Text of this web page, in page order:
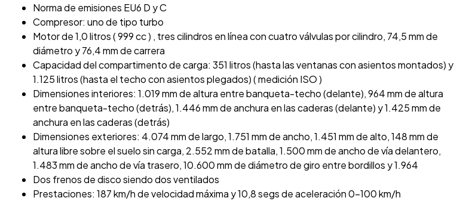
Norma de emisiones EU6 D y C
Compresor: uno de tipo turbo
Motor de 1,0 litros ( 999 cc ) , tres cilindros en línea con cuatro válvulas por cilindro, 74,5 mm de
diámetro y 76,4 mm de carrera
Capacidad del compartimento de carga: 351 litros (hasta las ventanas con asientos montados) y
1.125 litros (hasta el techo con asientos plegados) ( medición ISO )
Dimensiones interiores: 1.019 mm de altura entre banqueta-techo (delante), 964 mm de altura
entre banqueta-techo (detrás), 1.446 mm de anchura en las caderas (delante) y 1.425 mm de
anchura en las caderas (detrás)
Dimensiones exteriores: 4.074 mm de largo, 1.751 mm de ancho, 1.451 mm de alto, 148 mm de
altura libre sobre el suelo sin carga, 2.552 mm de batalla, 1.500 mm de ancho de vía delantero,
1.483 mm de ancho de vía trasero, 10.600 mm de diámetro de giro entre bordillos y 1.964
Dos frenos de disco siendo dos ventilados
Prestaciones: 187 km/h de velocidad máxima y 10,8 segs de aceleración 0-100 km/h